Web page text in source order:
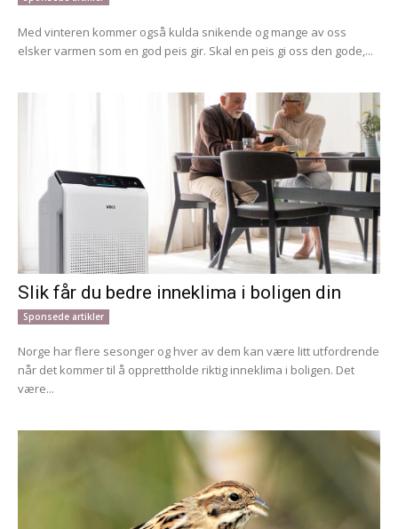
Med vinteren kommer også kulda snikende og mange av oss
elsker varmen som en god peis gir. Skal en peis gi oss den gode,...
Slik får du bedre inneklima i boligen din
Sponsede artikler
Norge har flere sesonger og hver av dem kan være litt utfordrende
når det kommer til å opprettholde riktig inneklima i boligen. Det
være...